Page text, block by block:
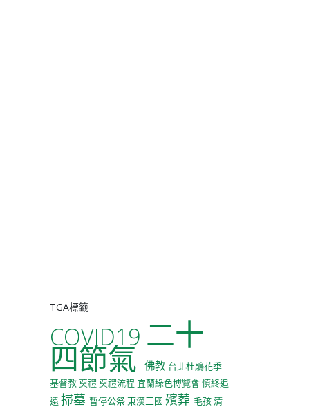
TGA標籤
COVID19 二十
四節氣 佛教 台北杜鵑花季
基督教奠禮奠禮流程 宜蘭綠色博覽會慎終追
遠掃墓 暫停公祭東漢三國 殯葬 毛孩清